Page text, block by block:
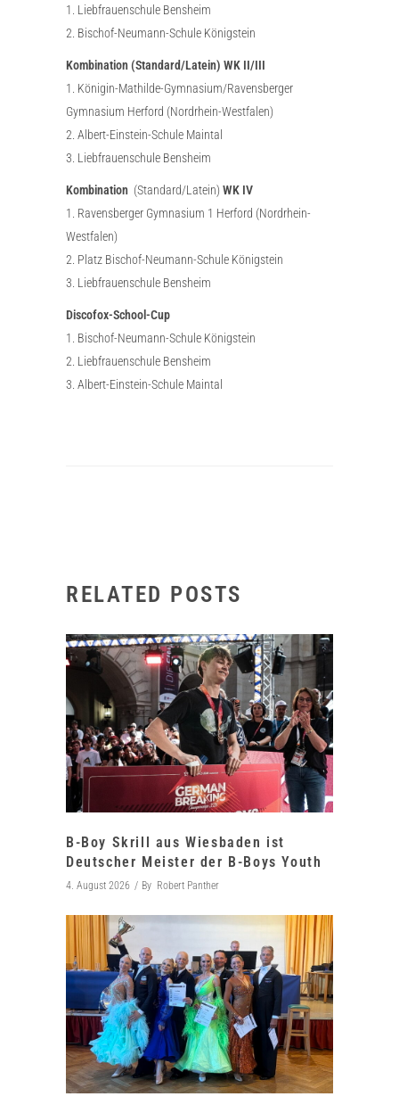
1. Liebfrauenschule Bensheim
2. Bischof-Neumann-Schule Königstein
Kombination (Standard/Latein) WK II/III
1. Königin-Mathilde-Gymnasium/Ravensberger
Gymnasium Herford (Nordrhein-Westfalen)
2. Albert-Einstein-Schule Maintal
3. Liebfrauenschule Bensheim
Kombination (Standard/Latein) WK IV
1. Ravensberger Gymnasium 1 Herford (Nordrhein-
Westfalen)
2. Platz Bischof-Neumann-Schule Königstein
3. Liebfrauenschule Bensheim
Discofox-School-Cup
1. Bischof-Neumann-Schule Königstein
2. Liebfrauenschule Bensheim
3. Albert-Einstein-Schule Maintal
RELATED POSTS
B-Boy Skrill aus Wiesbaden ist
Deutscher Meister der B-Boys Youth
4. August 2026 By Robert Panther